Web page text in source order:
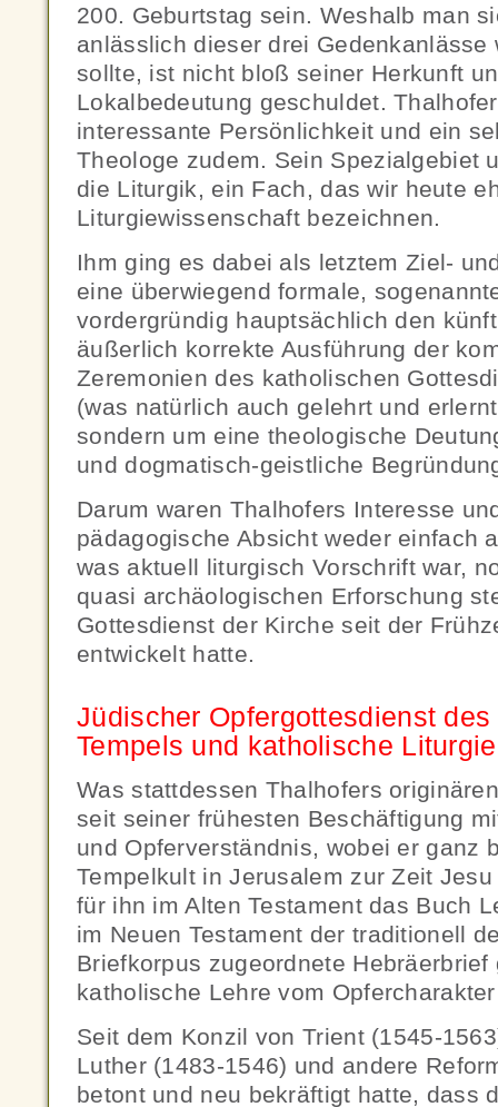
200. Geburtstag sein. Weshalb man
anlässlich dieser drei Gedenkanlässe
sollte, ist nicht bloß seiner Herkunft
Lokalbedeutung geschuldet.
interessante Persönlichkeit und ein
Theologe zudem. Sein Spezialgebiet
die Liturgik, ein Fach, das wir heute
Liturgiewissenschaft bezeichnen.
Ihm ging es dabei als letztem Ziel-
eine überwiegend formale,
vordergründig hauptsächlich den
äußerlich korrekte Ausführung der
Zeremonien des katholischen
(was natürlich auch gelehrt und
sondern um eine theologische
und dogmatisch-geistliche
Darum waren Thalhofers Interesse
pädagogische Absicht weder einfach
was aktuell liturgisch Vorschrift war,
quasi archäologischen Erforschung
Gottesdienst der Kirche seit der
entwickelt hatte.
Jüdischer Opfergottesdienst
Tempels und katholische Liturgie
Was stattdessen Thalhofers
seit seiner frühesten Beschäftigung
und Opferverständnis, wobei er ganz
Tempelkult in Jerusalem zur Zeit
für ihn im Alten Testament das Buch
im Neuen Testament der traditionell
Briefkorpus zugeordnete
katholische Lehre vom
Seit dem Konzil von Trient (1545-
Luther (1483-1546) und andere
betont und neu bekräftigt hatte, dass